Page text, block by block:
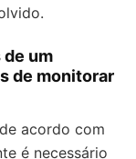
um
de monitorar
acordo com
é necessário